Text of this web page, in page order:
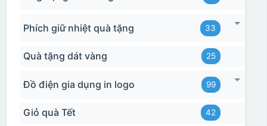
Phích giữ nhiệt quà tặng 33
Quà tặng dát vàng 25
Đồ điện gia dụng in logo 99
Giỏ quà Tết 42